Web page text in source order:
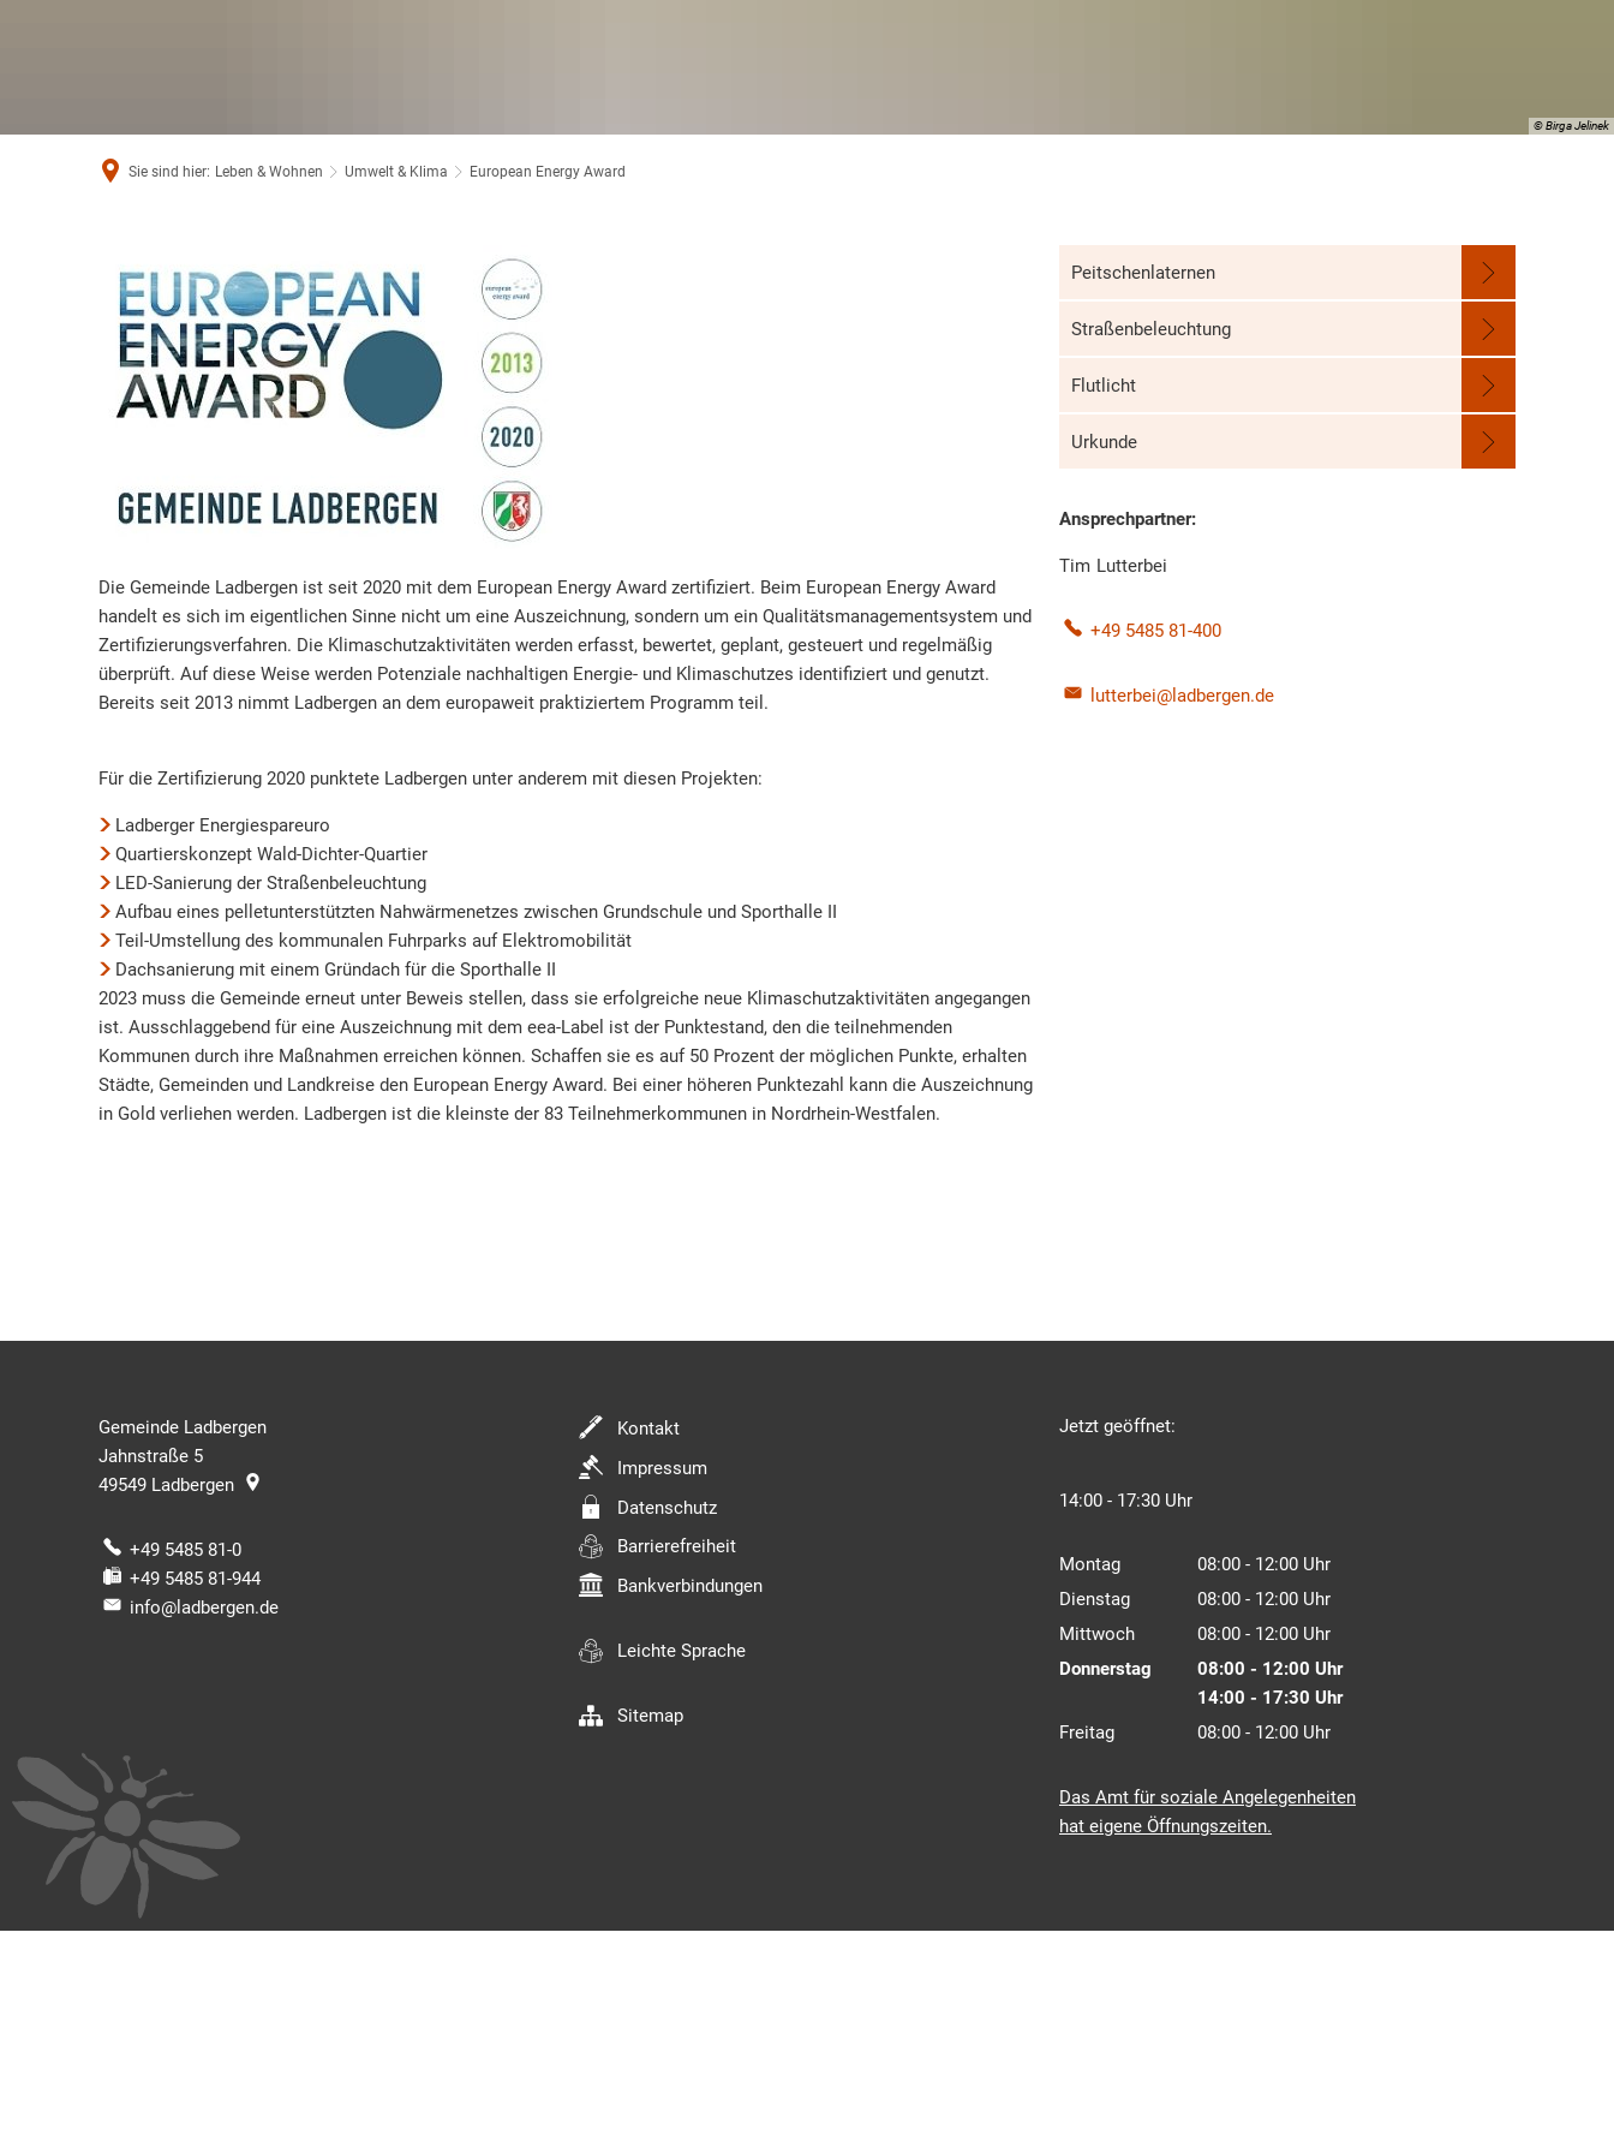
© Birga Jelinek
Sie sind hier: Leben & Wohnen Umwelt & Klima European Energy Award
European
Die Gemeinde Ladbergen ist seit 2020 mit dem European Energy Award zertifiziert. Beim European Energy Award
handelt es sich im eigentlichen Sinne nicht um eine Auszeichnung, sondern um ein Qualitätsmanagementsystem und
Zertifizierungsverfahren. Die Klimaschutzaktivitäten werden erfasst, bewertet, geplant, gesteuert und regelmäßig
überprüft. Auf diese Weise werden Potenziale nachhaltigen Energie- und Klimaschutzes identifiziert und genutzt.
Bereits seit 2013 nimmt Ladbergen an dem europaweit praktiziertem Programm teil.
Für die Zertifizierung 2020 punktete Ladbergen unter anderem mit diesen Projekten:
Ladberger Energiespareuro
Quartierskonzept Wald-Dichter-Quartier
LED-Sanierung der Straßenbeleuchtung
Aufbau eines pelletunterstützten Nahwärmenetzes zwischen Grundschule und Sporthalle II
Teil-Umstellung des kommunalen Fuhrparks auf Elektromobilität
Dachsanierung mit einem Gründach für die Sporthalle II
2023 muss die Gemeinde erneut unter Beweis stellen, dass sie erfolgreiche neue Klimaschutzaktivitäten angegangen
ist. Ausschlaggebend für eine Auszeichnung mit dem eea-Label ist der Punktestand, den die teilnehmenden
Kommunen durch ihre Maßnahmen erreichen können. Schaffen sie es auf 50 Prozent der möglichen Punkte, erhalten
Städte, Gemeinden und Landkreise den European Energy Award. Bei einer höheren Punktezahl kann die Auszeichnung
in Gold verliehen werden. Ladbergen ist die kleinste der 83 Teilnehmerkommunen in Nordrhein-Westfalen.
Peitschenlaternen
Straßenbeleuchtung
Flutlicht
Urkunde
Ansprechpartner:
Tim Lutterbei
+49 5485 81-400
lutterbei@ladbergen.de
Gemeinde Ladbergen
Jahnstraße 5
49549 Ladbergen
+49 5485 81-0
+49 5485 81-944
info@ladbergen.de
Kontakt
Impressum
Datenschutz
Barrierefreiheit
Bankverbindungen
Leichte Sprache
Sitemap
Klicken, um weitere Öffnungs- oder Schließzeiten auszublenden
Jetzt geöffnet:
14:00 - 17:30 Uhr
Montag 08:00 - 12:00 Uhr
Von 08:00 bis 12:00 Uhr
Dienstag 08:00 - 12:00 Uhr
Von 08:00 bis 12:00 Uhr
Mittwoch 08:00 - 12:00 Uhr
Von 08:00 bis 12:00 Uhr
Donnerstag 08:00 - 12:00 Uhr
Von 08:00 bis 12:00 Uhr
14:00 - 17:30 Uhr
Von 14:00 bis 17:30 Uhr
Freitag 08:00 - 12:00 Uhr
Das Amt für soziale Angelegenheiten
hat eigene Öffnungszeiten.